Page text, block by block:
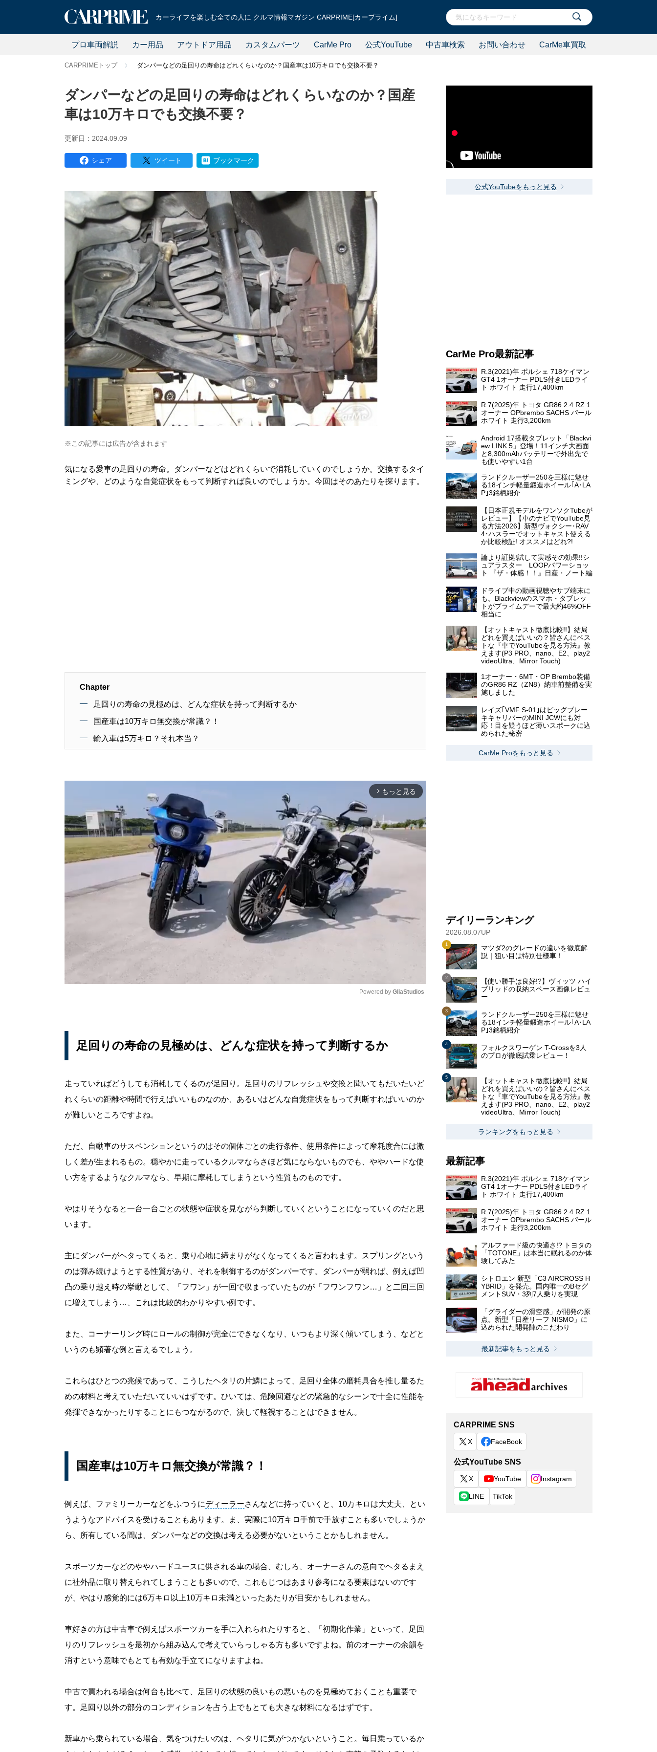
カーライフを楽しむ全ての人に クルマ情報マガジン CARPRIME[カープライム]
プロ車両解説 カー用品 アウトドア用品 カスタムパーツ CarMe Pro 公式YouTube 中古車検索 お問い合わせ CarMe車買取
CARPRIMEトップ ダンパーなどの足回りの寿命はどれくらいなのか？国産車は10万キロでも交換不要？
ダンパーなどの足回りの寿命はどれくらいなのか？国産
車は10万キロでも交換不要？
更新日：2024.09.09
シェア ツイート ブックマーク
※この記事には広告が含まれます
気になる愛車の足回りの寿命。ダンパーなどはどれくらいで消耗していくのでしょうか。交換するタイ
ミングや、どのような自覚症状をもって判断すれば良いのでしょうか。今回はそのあたりを探ります。
Chapter
足回りの寿命の見極めは、どんな症状を持って判断するか
国産車は10万キロ無交換が常識？！
輸入車は5万キロ？それ本当？
arrow_forward_ios もっと見る
t
Powered by GliaStudios
足回りの寿命の見極めは、どんな症状を持って判断するか
走っていればどうしても消耗してくるのが足回り。足回りのリフレッシュや交換と聞いてもだいたいど
れくらいの距離や時間で行えばいいものなのか、あるいはどんな自覚症状をもって判断すればいいのか
が難しいところですよね。
ただ、自動車のサスペンションというのはその個体ごとの走行条件、使用条件によって摩耗度合には激
しく差が生まれるもの。穏やかに走っているクルマならさほど気にならないものでも、ややハードな使
い方をするようなクルマなら、早期に摩耗してしまうという性質ものものです。
やはりそうなると一台一台ごとの状態や症状を見ながら判断していくということになっていくのだと思
います。
主にダンパーがヘタってくると、乗り心地に締まりがなくなってくると言われます。スプリングという
のは弾み続けようとする性質があり、それを制御するのがダンパーです。ダンパーが弱れば、例えば凹
凸の乗り越え時の挙動として、「フワン」が一回で収まっていたものが「フワンフワン…」と二回三回
に増えてしまう…、これは比較的わかりやすい例です。
また、コーナーリング時にロールの制御が完全にできなくなり、いつもより深く傾いてしまう、などと
いうのも顕著な例と言えるでしょう。
これらはひとつの兆候であって、こうしたヘタリの片鱗によって、足回り全体の磨耗具合を推し量るた
めの材料と考えていただいていいはずです。ひいては、危険回避などの緊急的なシーンで十全に性能を
発揮できなかったりすることにもつながるので、決して軽視することはできません。
国産車は10万キロ無交換が常識？！
例えば、ファミリーカーなどをふつうにディーラーさんなどに持っていくと、10万キロは大丈夫、とい
うようなアドバイスを受けることもあります。ま、実際に10万キロ手前で手放すことも多いでしょうか
ら、所有している間は、ダンパーなどの交換は考える必要がないということかもしれません。
スポーツカーなどのややハードユースに供される車の場合、むしろ、オーナーさんの意向でヘタるまえ
に社外品に取り替えられてしまうことも多いので、これもじつはあまり参考になる要素はないのです
が、やはり感覚的には6万キロ以上10万キロ未満といったあたりが目安かもしれません。
車好きの方は中古車で例えばスポーツカーを手に入れられたりすると、「初期化作業」といって、足回
りのリフレッシュを最初から組み込んで考えていらっしゃる方も多いですよね。前のオーナーの余韻を
消すという意味でもとても有効な手立てになりますよね。
中古で買われる場合は何台も比べて、足回りの状態の良いもの悪いものを見極めておくことも重要で
す。足回り以外の部分のコンディションを占う上でもとても大きな材料になるはずです。
新車から乗られている場合、気をつけたいのは、ヘタリに気がつかないということ。毎日乗っているか
公式YouTubeをもっと見る
CarMe Pro最新記事
R.3(2021)年 ポルシェ 718ケイマン
GT4 1オーナー PDLS付きLEDライ
ト ホワイト 走行17,400km
R.7(2025)年 トヨタ GR86 2.4 RZ 1
オーナー OPbrembo SACHS パール
ホワイト 走行3,200km
Android 17搭載タブレット「Blackvi
ew LINK 5」登場！11インチ大画面
と8,300mAhバッテリーで外出先で
も使いやすい1台
ランドクルーザー250を三様に魅せ
る18インチ軽量鍛造ホイール｢A･LA
P｣3銘柄紹介
【日本正規モデルをワンソクTubeが
レビュー】【車のナビでYouTube見
る方法2026】新型ヴォクシー･RAV
4･ハスラーでオットキャスト使える
か比較検証! オススメはどれ?!
論より証拠!試して実感その効果!!シ
ュアラスター LOOPパワーショッ
ト 『ザ・体感！！』日産・ノート編
ドライブ中の動画視聴やサブ端末に
も。Blackviewのスマホ・タブレッ
トがプライムデーで最大約46%OFF
相当に
【オットキャスト徹底比較!!】結局
どれを買えばいいの？皆さんにベス
トな『車でYouTubeを見る方法』教
えます(P3 PRO、nano、E2、play2
videoUltra、Mirror Touch)
1オーナー・6MT・OP Brembo装備
のGR86 RZ（ZN8）納車前整備を実
施しました
レイズ｢VMF S-01｣はビッグブレー
キキャリパーのMINI JCWにも対
応！目を疑うほど薄いスポークに込
められた秘密
CarMe Proをもっと見る
デイリーランキング
2026.08.07UP
マツダ2のグレードの違いを徹底解
説｜狙い目は特別仕様車！
【使い勝手は良好!?】ヴィッツ ハイ
ブリッドの収納スペース画像レビュ
ー
ランドクルーザー250を三様に魅せ
る18インチ軽量鍛造ホイール｢A･LA
P｣3銘柄紹介
フォルクスワーゲン T-Crossを3人
のプロが徹底試乗レビュー！
【オットキャスト徹底比較!!】結局
どれを買えばいいの？皆さんにベス
トな『車でYouTubeを見る方法』教
えます(P3 PRO、nano、E2、play2
videoUltra、Mirror Touch)
ランキングをもっと見る
最新記事
R.3(2021)年 ポルシェ 718ケイマン
GT4 1オーナー PDLS付きLEDライ
ト ホワイト 走行17,400km
R.7(2025)年 トヨタ GR86 2.4 RZ 1
オーナー OPbrembo SACHS パール
ホワイト 走行3,200km
アルファード級の快適さ!? トヨタの
「TOTONE」は本当に眠れるのか体
験してみた
シトロエン 新型「C3 AIRCROSS H
YBRID」を発売。国内唯一のBセグ
メントSUV・3列7人乗りを実現
「グライダーの滑空感」が開発の原
点。新型「日産リーフ NISMO」に
込められた開発陣のこだわり
最新記事をもっと見る
CARPRIME SNS
X FaceBook
公式YouTube SNS
X YouTube Instagram
LINE TikTok